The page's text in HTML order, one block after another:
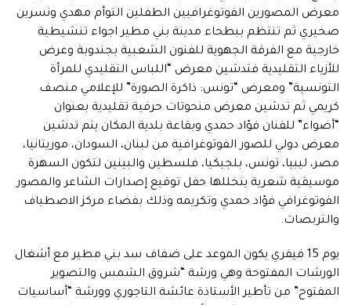
معرض المصورين الفوتوغرافيين الطفلين التوأم مهدي ونسرين
صخيري ثم تنتظم ببطحاء مدينة بني مطير اجواء تنشيطية
خارجية مع الفرقة الجهوية للفنون الشعبية بجندوبة وعرض
للأزياء التقليدية فتدشين معرض “اللباس التقليدي للمرأة
التونسية” ومعرض “تونس: ذاكرة الصورة” للإعلامي منصف
كريمي ثم تدشين معرض منحوتات حرفية تقليدية بعنوان
“أضواء” للفنان فؤاد حمدي وبقاعة بلدية المكان يتم تدشين
معرض دولي للصور الفوتوغرافية من لبنان، السودان، موريتانيا،
مصر، ليبيا، تونس، بلجيكيا، فلسطين والبينين لتكون السهرة
موسيقية شعرية يتخللها حفل توقيع إصدارات الشاعر والمصور
الفوتوغرافي فؤاد حمدي وتكريمه وذلك بفضاء مركز الاصطياف
والتربصات.
يوم 15 فيفري يكون الموعد على ضفاف سد بني مطير مع أشغال
الورشات المفتوحة وهي ورشة “شروق الشمس والتصوير
المفتوح” من تأطير الأستاذة عائشة التاجوري وورشة “أساسيات